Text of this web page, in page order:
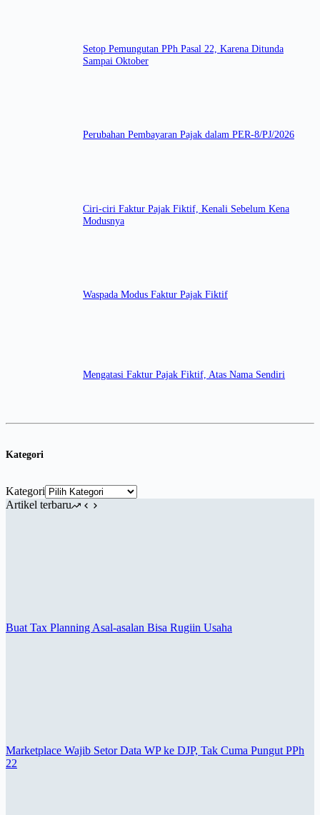
Setop Pemungutan PPh Pasal 22, Karena Ditunda
Sampai Oktober
Perubahan Pembayaran Pajak dalam PER-8/PJ/2026
Ciri-ciri Faktur Pajak Fiktif, Kenali Sebelum Kena
Modusnya
Waspada Modus Faktur Pajak Fiktif
Mengatasi Faktur Pajak Fiktif, Atas Nama Sendiri
Kategori
Kategori
Artikel terbaru
Buat Tax Planning Asal-asalan Bisa Rugiin Usaha
Marketplace Wajib Setor Data WP ke DJP, Tak Cuma Pungut PPh
22